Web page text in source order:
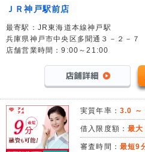
ＪＲ神戸駅前店
最寄駅：JR東海道本線神戸駅
兵庫県神戸市中央区多聞通３－２－
店舗営業時間：9:00～21:00
実質年率： 3.0 ～
借入限度額：最
審査時間： 最短9